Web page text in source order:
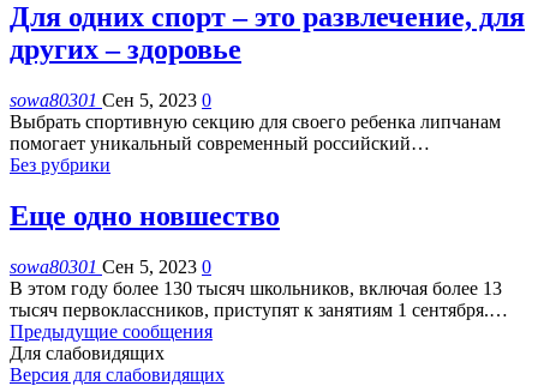
Для одних спорт – это развлечение, для
других – здоровье
sowa80301 Сен 5, 2023 0
Выбрать спортивную секцию для своего ребенка липчанам
помогает уникальный современный российский…
Без рубрики
Еще одно новшество
sowa80301 Сен 5, 2023 0
В этом году более 130 тысяч школьников, включая более 13
тысяч первоклассников, приступят к занятиям 1 сентября.…
Предыдущие сообщения
Для слабовидящих
Версия для слабовидящих